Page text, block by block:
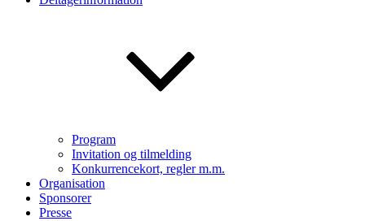
Program
Invitation og tilmelding
Konkurrencekort, regler m.m.
Organisation
Sponsorer
Presse